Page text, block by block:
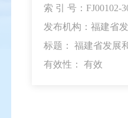
索 引 号：FJ00102-
发布机构：福建省
标题： 福建省发展
有效性： 有效